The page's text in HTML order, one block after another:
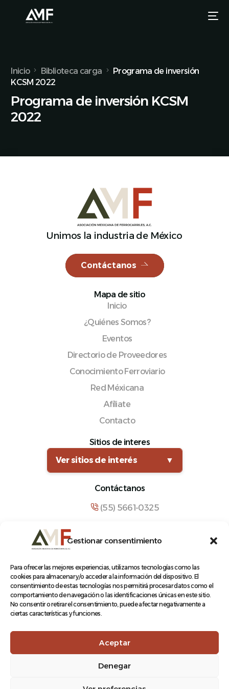
Gestionar consentimiento
Para ofrecer las mejores experiencias, utilizamos tecnologías como las
cookies para almacenar y/o acceder a la información del dispositivo. El
consentimiento de estas tecnologías nos permitirá procesar datos como el
comportamiento de navegación o las identificaciones únicas en este sitio.
No consentir o retirar el consentimiento, puede afectar negativamente a
ciertas características y funciones.
Aceptar
Denegar
Inicio Biblioteca carga
Programa de inversión
KCSM 2022
Programa de inversión KCSM
2022
Unimos la industria de México
Contáctanos
Mapa de sitio
Inicio
¿Quiénes Somos?
Eventos
Directorio de Proveedores
Conocimiento Ferroviario
Red Méxicana
Afíliate
Contacto
Sitios de interes
Ver sitios de interés
▼
Contáctanos
(55) 5661-0325
Manuel María Contreras 133, Cuauhtémoc,